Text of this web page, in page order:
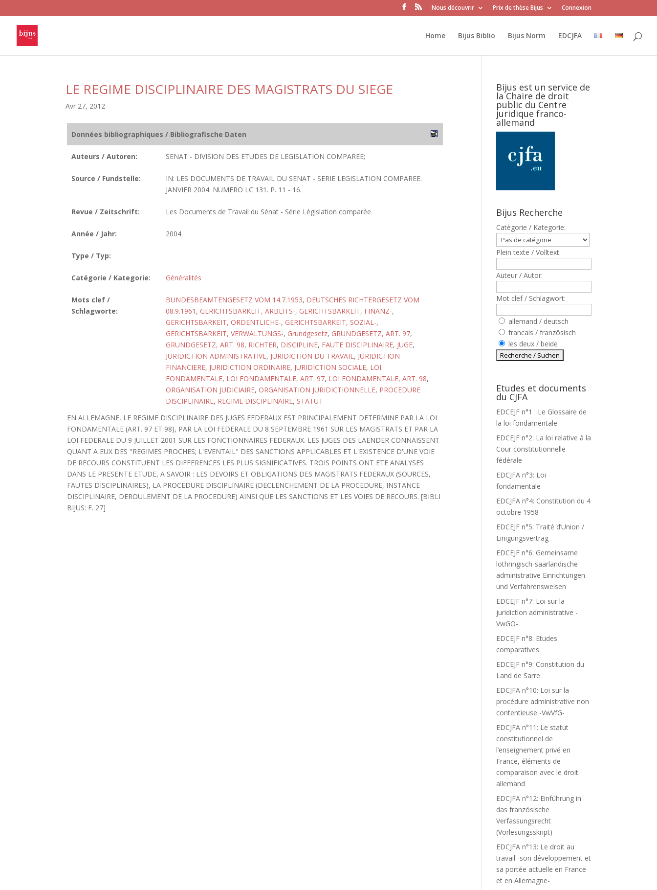
Nous découvrir Prix de thèse Bijus Connexion
Home Bijus Biblio Bijus Norm EDCJFA
LE REGIME DISCIPLINAIRE DES MAGISTRATS DU SIEGE
Avr 27, 2012
Données bibliographiques / Bibliografische Daten
Auteurs / Autoren: SENAT - DIVISION DES ETUDES DE LEGISLATION COMPAREE;
Source / Fundstelle:
IN: LES DOCUMENTS DE TRAVAIL DU SENAT - SERIE LEGISLATION COMPAREE.
JANVIER 2004. NUMERO LC 131. P. 11 - 16.
Revue / Zeitschrift: Les Documents de Travail du Sénat - Série Législation comparée
Année / Jahr: 2004
Type / Typ:
Catégorie / Kategorie: Généralités
Mots clef /
Schlagworte:
BUNDESBEAMTENGESETZ VOM 14.7.1953, DEUTSCHES RICHTERGESETZ VOM
08.9.1961 , GERICHTSBARKEIT, ARBEITS-, GERICHTSBARKEIT, FINANZ-,
GERICHTSBARKEIT, ORDENTLICHE-, GERICHTSBARKEIT, SOZIAL-,
GERICHTSBARKEIT, VERWALTUNGS-, Grundgesetz, GRUNDGESETZ, ART. 97,
GRUNDGESETZ, ART. 98, RICHTER, DISCIPLINE, FAUTE DISCIPLINAIRE, JUGE,
JURIDICTION ADMINISTRATIVE, JURIDICTION DU TRAVAIL, JURIDICTION
FINANCIERE, JURIDICTION ORDINAIRE, JURIDICTION SOCIALE, LOI
FONDAMENTALE, LOI FONDAMENTALE, ART. 97, LOI FONDAMENTALE, ART. 98,
ORGANISATION JUDICIAIRE, ORGANISATION JURIDICTIONNELLE, PROCEDURE
DISCIPLINAIRE, REGIME DISCIPLINAIRE, STATUT
EN ALLEMAGNE, LE REGIME DISCIPLINAIRE DES JUGES FEDERAUX EST PRINCIPALEMENT DETERMINE PAR LA LOI
FONDAMENTALE (ART. 97 ET 98), PAR LA LOI FEDERALE DU 8 SEPTEMBRE 1961 SUR LES MAGISTRATS ET PAR LA
LOI FEDERALE DU 9 JUILLET 2001 SUR LES FONCTIONNAIRES FEDERAUX. LES JUGES DES LAENDER CONNAISSENT
QUANT A EUX DES "REGIMES PROCHES; L'EVENTAIL" DES SANCTIONS APPLICABLES ET L'EXISTENCE D'UNE VOIE
DE RECOURS CONSTITUENT LES DIFFERENCES LES PLUS SIGNIFICATIVES. TROIS POINTS ONT ETE ANALYSES
DANS LE PRESENTE ETUDE, A SAVOIR : LES DEVOIRS ET OBLIGATIONS DES MAGISTRATS FEDERAUX (SOURCES,
FAUTES DISCIPLINAIRES), LA PROCEDURE DISCIPLINAIRE (DECLENCHEMENT DE LA PROCEDURE, INSTANCE
DISCIPLINAIRE, DEROULEMENT DE LA PROCEDURE) AINSI QUE LES SANCTIONS ET LES VOIES DE RECOURS. [BIBLI
BIJUS: F. 27]
Bijus est un service de
la Chaire de droit
public du Centre
juridique franco-
allemand
Bijus Recherche
Catègorie / Kategorie:
Plein texte / Volltext:
Auteur / Autor:
Mot clef / Schlagwort:
allemand / deutsch
francais / französisch
les deux / beide
Etudes et documents
du CJFA
EDCEJF n°1 : Le Glossaire de
la loi fondamentale
EDCEJF n°2: La loi relative à la
Cour constitutionnelle
fédérale
EDCJFA n°3: Loi
fondamentale
EDCJFA n°4: Constitution du 4
octobre 1958
EDCEJF n°5: Traité d’Union /
Einigungsvertrag
EDCEJF n°6: Gemeinsame
lothringisch-saarländische
administrative Einrichtungen
und Verfahrensweisen
EDCEJF n°7: Loi sur la
juridiction administrative -
VwGO-
EDCEJF n°8: Etudes
comparatives
EDCEJF n°9: Constitution du
Land de Sarre
EDCJFA n°10: Loi sur la
procédure administrative non
contentieuse -VwVfG-
EDCJFA n°11: Le statut
constitutionnel de
l’enseignement privé en
France, éléments de
comparaison avec le droit
allemand
EDCJFA n°12: Einführung in
das französische
Verfassungsrecht
(Vorlesungsskript)
EDCJFA n°13: Le droit au
travail -son développement et
sa portée actuelle en France
et en Allemagne-